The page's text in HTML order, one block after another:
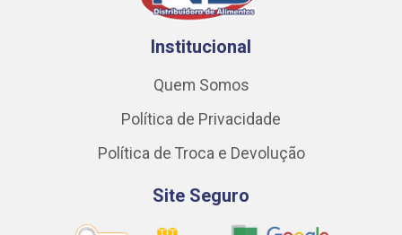
Institucional
Quem Somos
Política de Privacidade
Política de Troca e Devolução
Site Seguro